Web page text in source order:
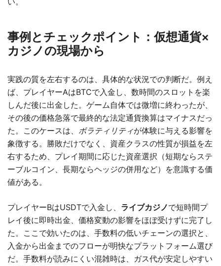
事例とチェックポイント：仮想通貨×
カジノの現場から
実践の質を左右するのは、具体的な状況での判断だ。例え
ば、プレイヤーAはBTCで入金し、数時間のスロットを楽
しんだ後に出金した。ゲーム自体では微増に終わったが、
その後の価格急落で最終的な法定通貨換算はマイナスだっ
た。このケースは、 ボラティリティが体験に与える影響を
象徴する。勝敗だけでなく、資産クラスの性質が損益を左
右するため、プレイ期間に応じた資産選択（短期ならステ
ーブルコイン、長期ならヘッジの併用など）を意識する価
値がある。
プレイヤーBはUSDTで入金し、 ライブカジノで短時間プ
レイ後に即時出金、価格変動の影響をほぼ受けずに完了し
た。ここで効いたのは、手数料の低いチェーンの選択と、
入金から出金までのフローが明快なプラットフォーム選び
だ。手数料が読みにくい混雑時は、ガス代が安定しやすい